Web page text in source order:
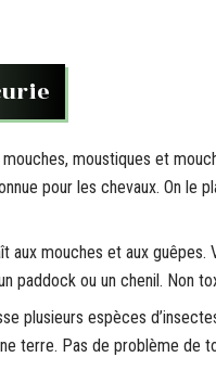
moustiques et
pour les chevaux. On le
aux mouches et aux
paddock ou un chenil. Non
plusieurs espèces
terre. Pas de problème de